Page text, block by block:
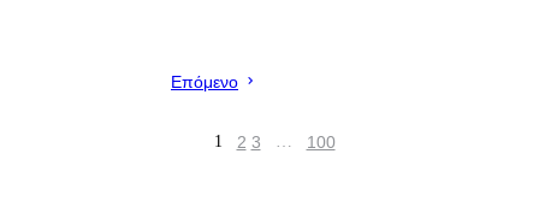
Επόμενο
1 2 3 … 100